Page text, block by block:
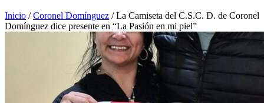
Inicio /Coronel Domínguez /La Camiseta del C.S.C. D. de Coronel
Domínguez dice presente en “La Pasión en mi piel”